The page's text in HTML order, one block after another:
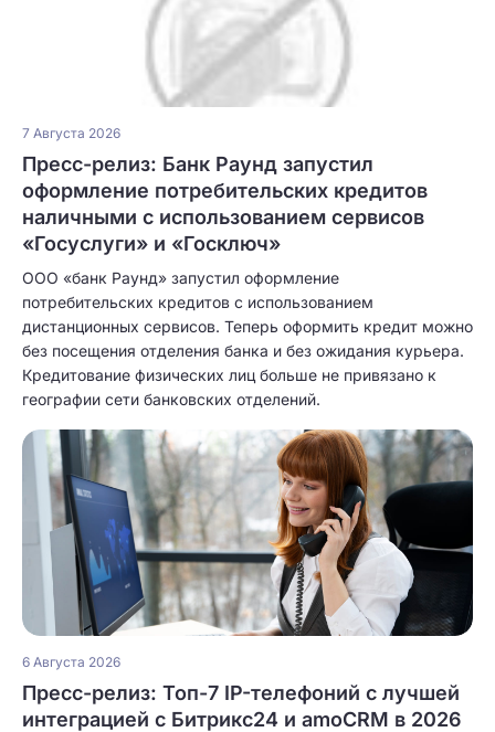
7 Августа 2026
Пресс-релиз: Банк Раунд запустил
оформление потребительских кредитов
наличными с использованием сервисов
«Госуслуги» и «Госключ»
ООО «банк Раунд» запустил оформление
потребительских кредитов с использованием
дистанционных сервисов. Теперь оформить кредит можно
без посещения отделения банка и без ожидания курьера.
Кредитование физических лиц больше не привязано к
географии сети банковских отделений.
6 Августа 2026
Пресс-релиз: Топ-7 IP-телефоний с лучшей
интеграцией с Битрикс24 и amoCRM в 2026